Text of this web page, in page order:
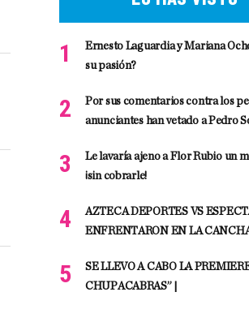
Ernesto Laguardia y Mariana
su pasión?
Por sus comentarios contra los
anunciantes han vetado a Pedro
Le lavaría ajeno a Flor Rubio un
¡sin cobrarle!
AZTECA DEPORTES VS
ENFRENTARON EN LA
SE LLEVO A CABO LA
CHUPACABRAS” |